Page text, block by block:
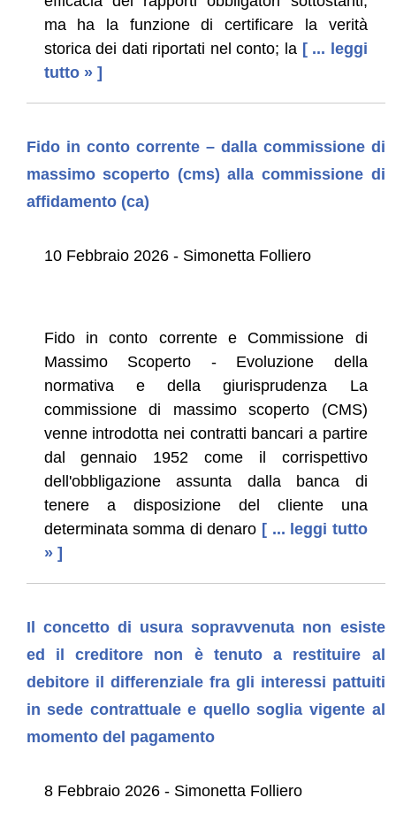
ma ha la funzione di certificare la verità
storica dei dati riportati nel conto; la [ ... leggi
tutto » ]
Fido in conto corrente – dalla commissione di
massimo scoperto (cms) alla commissione di
affidamento (ca)
10 Febbraio 2026 - Simonetta Folliero
Fido in conto corrente e Commissione di
Massimo Scoperto - Evoluzione della
normativa e della giurisprudenza La
commissione di massimo scoperto (CMS)
venne introdotta nei contratti bancari a partire
dal gennaio 1952 come il corrispettivo
dell'obbligazione assunta dalla banca di
tenere a disposizione del cliente una
determinata somma di denaro [ ... leggi tutto
» ]
Il concetto di usura sopravvenuta non esiste
ed il creditore non è tenuto a restituire al
debitore il differenziale fra gli interessi pattuiti
in sede contrattuale e quello soglia vigente al
momento del pagamento
8 Febbraio 2026 - Simonetta Folliero